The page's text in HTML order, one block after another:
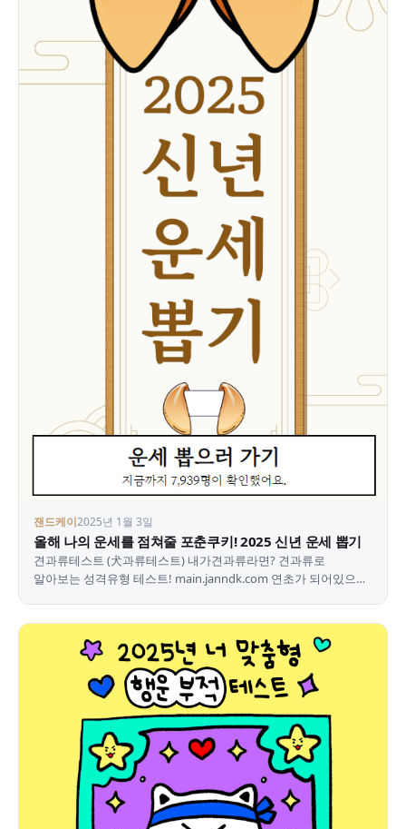
잰드케이2025년 1월 3일
올해 나의 운세를 점쳐줄 포춘쿠키! 2025 신년 운세 뽑기
견과류테스트 (犬과류테스트) 내가견과류라면? 견과류로
알아보는 성격유형 테스트! main.janndk.com 연초가 되어있으니